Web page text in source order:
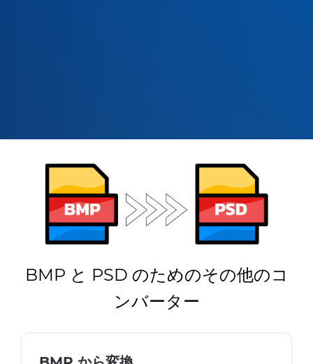
BMP と PSD のためのその他のコ
ンバーター